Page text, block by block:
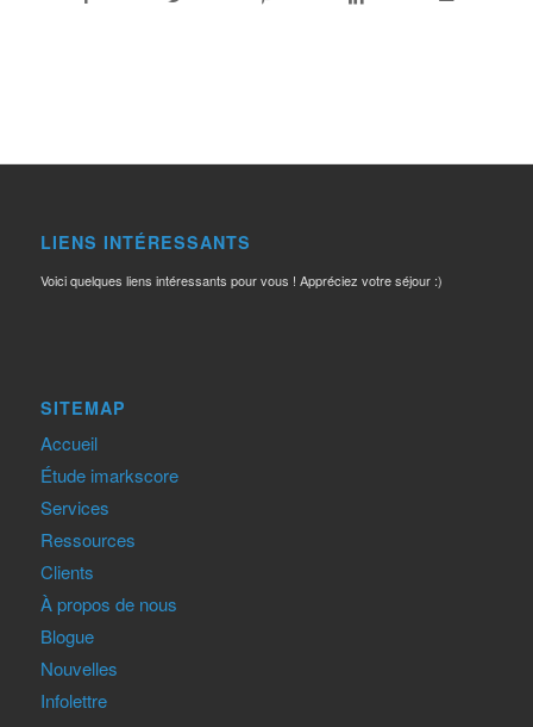
LIENS INTÉRESSANTS
Voici quelques liens intéressants pour vous ! Appréciez votre séjour :)
SITEMAP
Accueil
Étude imarkscore
Services
Ressources
Clients
À propos de nous
Blogue
Nouvelles
Infolettre